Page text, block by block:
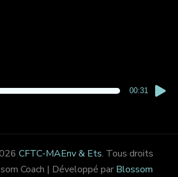
00:31
CFTC-MAEnv & Ets. Tous droits
Coach | Développé par Blossom